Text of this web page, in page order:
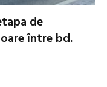
de
între bd.